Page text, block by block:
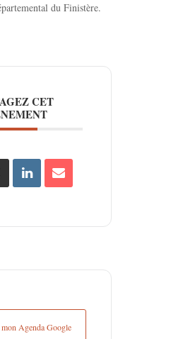
du Finistère.
CET
Agenda Google